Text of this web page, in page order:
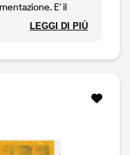
E' il
Pet Sounds"
LEGGI DI PIÙ